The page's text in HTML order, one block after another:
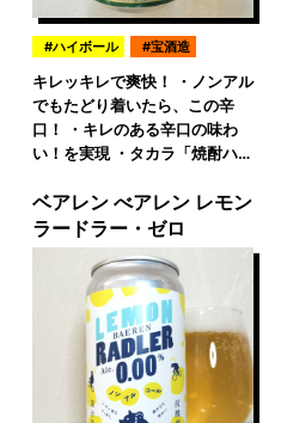
ハイボール 宝酒造
キレッキレで爽快！ ・ノンアル
でもたどり着いたら、この辛
口！ ・キレのある辛口の味わ
い！を実現 ・タカラ「焼酎ハ…
ベアレン べアレン レモン
ラードラー・ゼロ